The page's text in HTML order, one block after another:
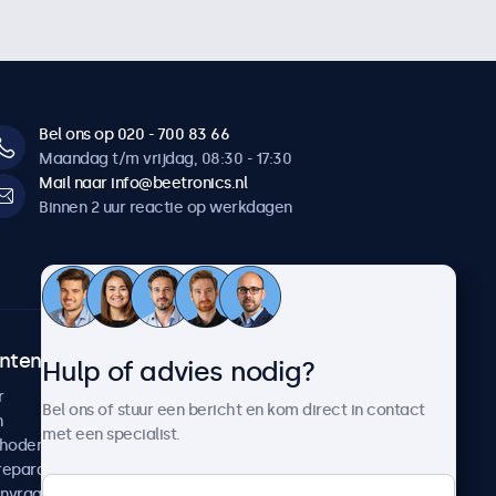
Bel ons op 020 - 700 83 66
Maandag t/m vrijdag, 08:30 - 17:30
Mail naar info@beetronics.nl
Binnen 2 uur reactie op werkdagen
Over Beetronics
Nieuws en updates
Werken bij Beetronics
Hulp of advies nodig?
Bel ons of stuur een bericht en kom direct in contact
met een specialist.